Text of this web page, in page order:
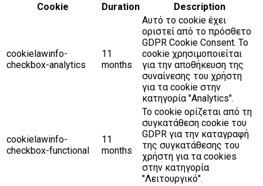
Cookie
Duration Description
cookielawinfo-
checkbox-analytics
11
months
Αυτό το cookie έχει
οριστεί από το πρόσθετο
GDPR Cookie Consent. Το
cookie χρησιμοποιείται
για την αποθήκευση της
συναίνεσης του χρήστη
για τα cookie στην
κατηγορία "Analytics".
cookielawinfo-
checkbox-functional
11
months
Το cookie ορίζεται από τη
συγκατάθεση cookie του
GDPR για την καταγραφή
της συγκατάθεσης του
χρήστη για τα cookies
στην κατηγορία
"Λειτουργικό".